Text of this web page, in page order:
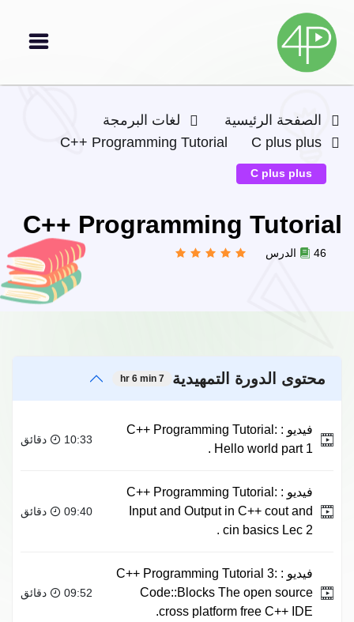
الصفحة الرئيسية
لغات البرمجة
C plus plus
C++ Programming Tutorial
C plus plus
C++ Programming Tutorial
46 الدرس
محتوى الدورة التمهيدية 7 hr 6 min
فيديو : C++ Programming Tutorial:
Hello world part 1 .
10:33 دقائق
فيديو : C++ Programming Tutorial:
Input and Output in C++ cout and
cin basics Lec 2 .
09:40 دقائق
فيديو : C++ Programming Tutorial 3:
Code::Blocks The open source
cross platform free C++ IDE.
09:52 دقائق